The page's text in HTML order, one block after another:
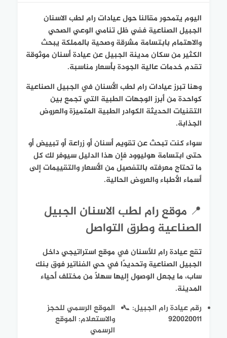
اليوم يتمحور مقالنا حولعيادات رام لطب الاسنان
الجبيل الصناعية ففي ظل تنامي الوعي الصحي
والاهتمام بابتسامة مشرقة وصحية بالمملكة يبحث
الكثير من سكان مدينة الجبيل عن عيادة أسنان موثوقة
تقدم خدمات عالية الجودة بأسعار مناسبة.
وهنا تبرز عيادات رام لطب الأسنان في الجبيل الصناعية
كواحدة من أبرز الوجهات الطبية التي تجمع بين
التقنيات الحديثة الكوادر الطبية المتميزة والعروض
الجذابة.
سواء كنت تبحث عن تقويم أسنان أو زراعة أو تبييض أو
حتى ابتسامة هوليوود فإن هذا الدليل سيوفر لك كل
ما تحتاج معرفته بالتفصيل من الأسعار والتقييمات إلى
أسماء الأطباء والعروض الحالية.
📍 موقع رام لطب الاسنان الجبيل
الصناعية وطرق التواصل
تقع عيادة رام للأسنان في موقع استراتيجي داخل
الجبيل الصناعية وتحديدًا في حي الفناتير فوق بنك
ساب، ما يجعل الوصول إليها سهلاً من مختلف أحياء
المدينة.
رقم عيادة رام الجبيل: 📞
920020011
الموقع الرسمي للحجز
والاستعلام: الموقع
الرسمي